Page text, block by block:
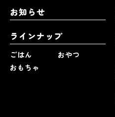
お知らせ
ラインナップ
ごはん
おやつ
おもちゃ